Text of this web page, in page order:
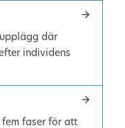
där
individens
faser för att